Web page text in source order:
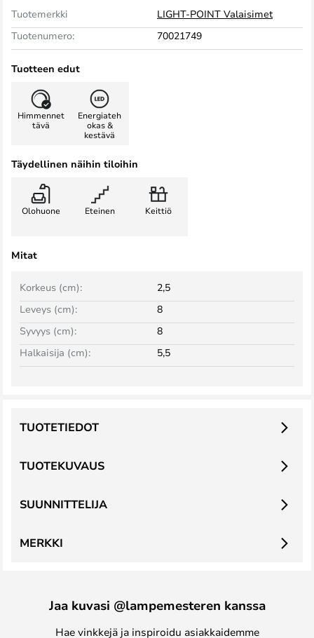
Tuotemerkki
LIGHT-POINT Valaisimet
Tuotenumero:
70021749
Tuotteen edut
Himmennet
tävä
Energiateh
okas &
kestävä
Täydellinen näihin tiloihin
Olohuone Eteinen Keittiö
Mitat
Leveys (cm): 8
Korkeus (cm): 2,5
Syvyys (cm):
8
Halkaisija (cm):
5,5
TUOTEKUVAUS
TUOTETIEDOT
SUUNNITTELIJA
MERKKI
Jaa kuvasi @lampemesteren kanssa
Hae vinkkejä ja inspiroidu asiakkaidemme